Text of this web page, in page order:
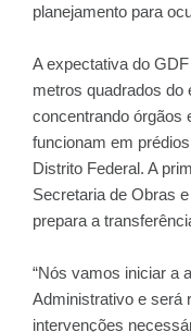
planejamento para
A expectativa do
metros quadrados do
concentrando órgãos
funcionam em
Distrito Federal. A
Secretaria de Obras
prepara a
“Nós vamos iniciar a
Administrativo e será
intervenções